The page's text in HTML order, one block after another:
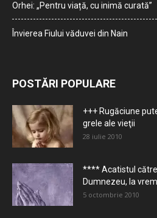
Orhei: „Pentru viață, cu inimă curată”
Învierea Fiului văduvei din Nain
POSTĂRI POPULARE
+++ Rugăciune
grele ale vieţii
28 iulie 2010
**** Acatistul
Dumnezeu, la
5 octombrie 2010